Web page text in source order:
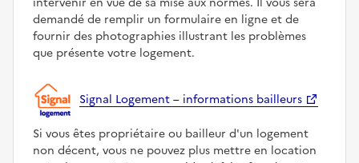
demandé de remplir un formulaire en ligne et de
fournir des photographies illustrant les problèmes
que présente votre logement.
Signal Logement – informations bailleurs
Si vous êtes propriétaire ou bailleur d'un logement
non décent, vous ne pouvez plus mettre en location